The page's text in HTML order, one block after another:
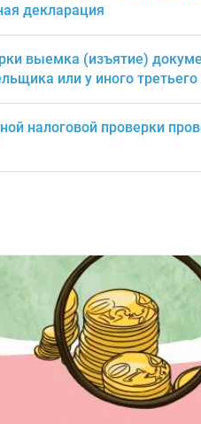
декларация
выемка (изъятие)
или у иного
налоговой проверки